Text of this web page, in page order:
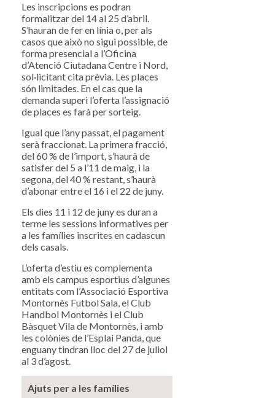
Les inscripcions es podran
formalitzar del 14 al 25 d’abril.
S’hauran de fer en línia o, per als
casos que això no sigui possible, de
forma presencial a l’Oficina
d’Atenció Ciutadana Centre i Nord,
sol·licitant cita prèvia. Les places
són limitades. En el cas que la
demanda superi l’oferta l’assignació
de places es farà per sorteig.
Igual que l’any passat, el pagament
serà fraccionat. La primera fracció,
del 60 % de l’import, s’haurà de
satisfer del 5 a l’11 de maig, i la
segona, del 40 % restant, s’haurà
d’abonar entre el 16 i el 22 de juny.
Els dies 11 i 12 de juny es duran a
terme les sessions informatives per
a les famílies inscrites en cadascun
dels casals.
L’oferta d’estiu es complementa
amb els campus esportius d’algunes
entitats com l’Associació Esportiva
Montornès Futbol Sala, el Club
Handbol Montornès i el Club
Bàsquet Vila de Montornès, i amb
les colònies de l’Esplai Panda, que
enguany tindran lloc del 27 de juliol
al 3 d’agost.
Ajuts per a les famílies